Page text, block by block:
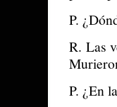
P.
R. Las
P. ¿En